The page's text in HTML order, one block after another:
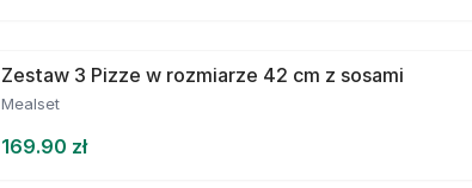
Zestaw 3 Pizze w rozmiarze 42 cm z sosami
Mealset
169.90 zł